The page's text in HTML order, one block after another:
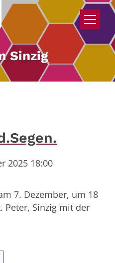
Sinzig
2025 18:00
7. Dezember, um 18
Peter, Sinzig mit der